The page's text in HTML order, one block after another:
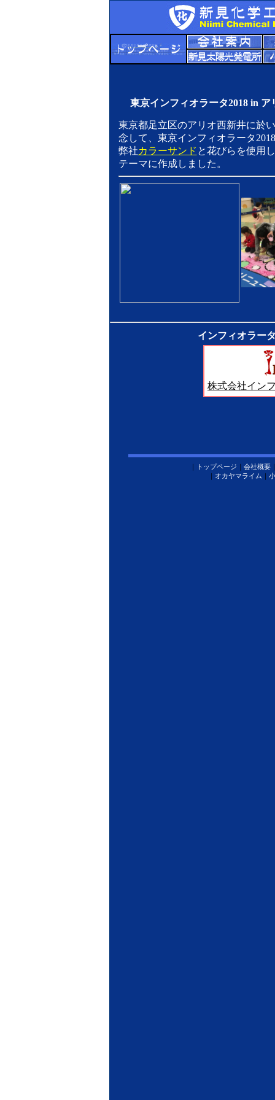
東京インフィオラータ2018 in ア
東京都足立区のアリオ西新井に於
念して、東京インフィオラータ
弊社カラーサンド と花びらを使用
テーマに作成しました。
インフィオラー
株式会社イン
｜ トップページ ｜ 会社概要
｜ オカヤマライム ｜